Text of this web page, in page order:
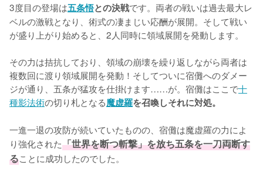
3度目の登場は五条悟との決戦です。両者の戦いは過去最大レ
ベルの激戦となり、術式の凄まじい応酬が展開。そして戦い
が盛り上がり始めると、2人同時に領域展開を発動します。
その力は拮抗しており、領域の崩壊を繰り返しながら両者は
複数回に渡り領域展開を発動！そしてついに宿儺へのダメー
ジが通り、五条が猛攻を仕掛けます……が。宿儺はここで十
種影法術の切り札となる魔虚羅を召喚しそれに対処。
一進一退の攻防が続いていたものの、宿儺は魔虚羅の力によ
り強化された「世界を断つ斬撃」を放ち五条を一刀両断す
ることに成功したのでした。